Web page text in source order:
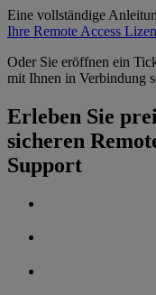
Eine vollständige
Ihre Remote Access
Oder Sie eröffnen ein
mit Ihnen in Verbindung
Erleben Sie
sicheren
Support